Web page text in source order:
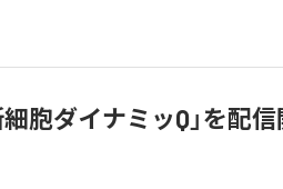
胞ダイナミッQ」を配